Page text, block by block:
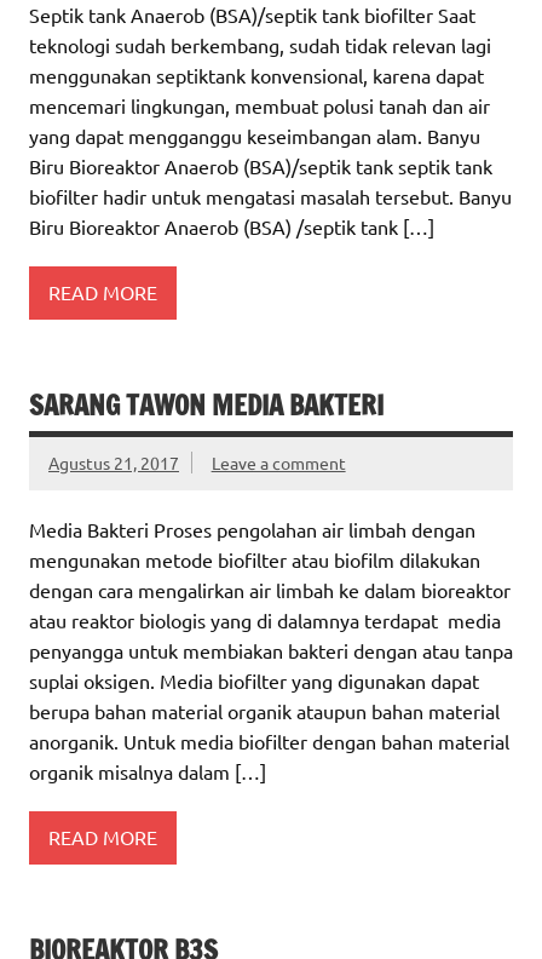
Septik tank Anaerob (BSA)/septik tank biofilter Saat
teknologi sudah berkembang, sudah tidak relevan lagi
menggunakan septiktank konvensional, karena dapat
mencemari lingkungan, membuat polusi tanah dan air
yang dapat mengganggu keseimbangan alam. Banyu
Biru Bioreaktor Anaerob (BSA)/septik tank septik tank
biofilter hadir untuk mengatasi masalah tersebut. Banyu
Biru Bioreaktor Anaerob (BSA) /septik tank […]
READ MORE
SARANG TAWON MEDIA BAKTERI
Agustus 21, 2017 Leave a comment
Media Bakteri Proses pengolahan air limbah dengan
mengunakan metode biofilter atau biofilm dilakukan
dengan cara mengalirkan air limbah ke dalam bioreaktor
atau reaktor biologis yang di dalamnya terdapat media
penyangga untuk membiakan bakteri dengan atau tanpa
suplai oksigen. Media biofilter yang digunakan dapat
berupa bahan material organik ataupun bahan material
anorganik. Untuk media biofilter dengan bahan material
organik misalnya dalam […]
READ MORE
BIOREAKTOR B3S